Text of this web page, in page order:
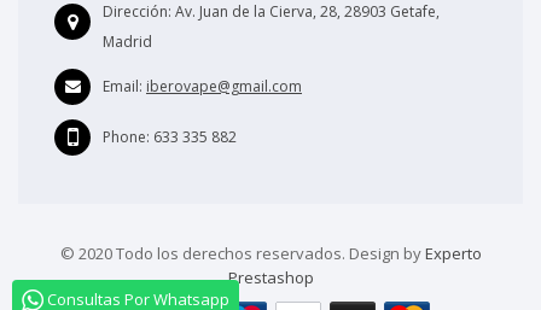
Consultas Por Whatsapp
Dirección: Av. Juan de la Cierva, 28, 28903 Getafe,
Madrid
Email: iberovape@gmail.com
Phone: 633 335 882
© 2020 Todo los derechos reservados. Design byExperto
Prestashop